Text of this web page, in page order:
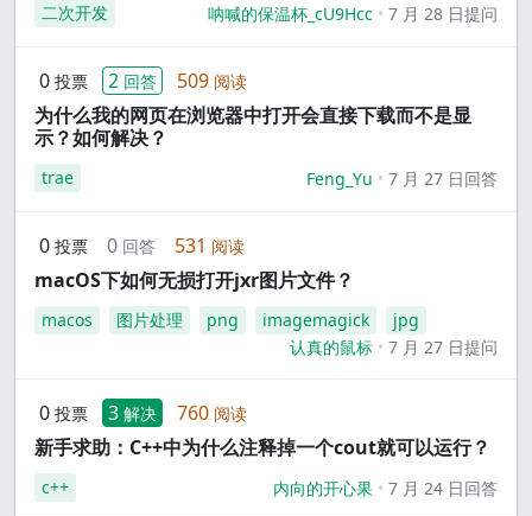
二次开发 呐喊的保温杯_cU9Hcc 7 月 28 日提问
0 投票 2 回答 509 阅读
为什么我的网页在浏览器中打开会直接下载而不是显
示？如何解决？
trae Feng_Yu 7 月 27 日回答
0 投票 0 回答 531 阅读
macOS下如何无损打开jxr图片文件？
macos 图片处理 png imagemagick
jpg
认真的鼠标
7 月 27 日提问
0 投票 3 解决 760 阅读
新手求助：C++中为什么注释掉一个cout就可以运行？
c++ 内向的开心果 7 月 24 日回答